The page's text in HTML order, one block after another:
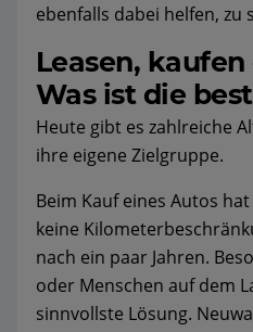
ebenfalls dabei helfen, zu
Leasen,
Was ist die
Heute gibt es zahlreiche
ihre eigene Zielgruppe.
Beim Kauf eines Autos
keine
nach ein paar Jahren.
oder Menschen auf dem
sinnvollste Lösung.